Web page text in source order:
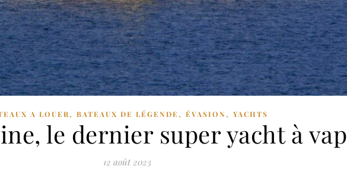
A LOUER, BATEAUX DE LÉGENDE , ÉVASION , YACHTS
le dernier super yacht à
12 août 2023